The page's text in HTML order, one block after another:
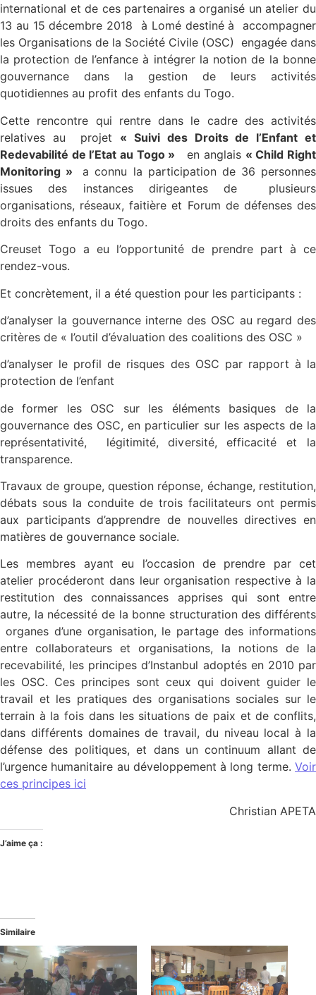
international et de ces partenaires a organisé un atelier du
13 au 15 décembre 2018 à Lomé destiné à accompagner
les Organisations de la Société Civile (OSC) engagée dans
la protection de l’enfance à intégrer la notion de la bonne
gouvernance dans la gestion de leurs activités
quotidiennes au profit des enfants du Togo.
Cette rencontre qui rentre dans le cadre des activités
relatives au projet « Suivi des Droits de l’Enfant et
Redevabilité de l’Etat au Togo » en anglais « Child Right
Monitoring »a connu la participation de 36 personnes
issues des instances dirigeantes de plusieurs
organisations, réseaux, faitière et Forum de défenses des
droits des enfants du Togo.
Creuset Togo a eu l’opportunité de prendre part à ce
rendez-vous.
Et concrètement, il a été question pour les participants :
d’analyser la gouvernance interne des OSC au regard des
critères de « l’outil d’évaluation des coalitions des OSC »
d’analyser le profil de risques des OSC par rapport à la
protection de l’enfant
de former les OSC sur les éléments basiques de la
gouvernance des OSC, en particulier sur les aspects de la
représentativité, légitimité, diversité, efficacité et la
transparence.
Travaux de groupe, question réponse, échange, restitution,
débats sous la conduite de trois facilitateurs ont permis
aux participants d’apprendre de nouvelles directives en
matières de gouvernance sociale.
Les membres ayant eu l’occasion de prendre par cet
atelier procéderont dans leur organisation respective à la
restitution des connaissances apprises qui sont entre
autre, la nécessité de la bonne structuration des différents
organes d’une organisation, le partage des informations
entre collaborateurs et organisations, la notions de la
recevabilité, les principes d’Instanbul adoptés en 2010 par
les OSC. Ces principes sont ceux qui doivent guider le
travail et les pratiques des organisations sociales sur le
terrain à la fois dans les situations de paix et de conflits,
dans différents domaines de travail, du niveau local à la
défense des politiques, et dans un continuum allant de
l’urgence humanitaire au développement à long terme. Voir
ces principes ici
Christian APETA
J’aime ça :
Similaire